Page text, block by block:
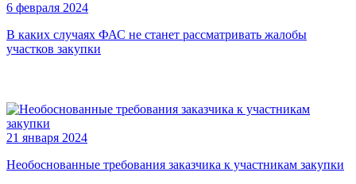
6 февраля 2024
В каких случаях ФАС не станет рассматривать жалобы
участков закупки
21 января 2024
Необоснованные требования заказчика к участникам закупки